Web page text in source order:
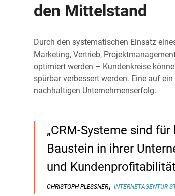
den Mittelstand
Durch den systematischen Einsatz
Marketing, Vertrieb,
optimiert werden – Kundenkreise
spürbar verbessert werden. Eine auf
nachhaltigen Unternehmenserfolg.
„CRM-Systeme sind
Baustein in ihrer
und
CHRISTOPH PLESSNER,INTERNETAGENTUR